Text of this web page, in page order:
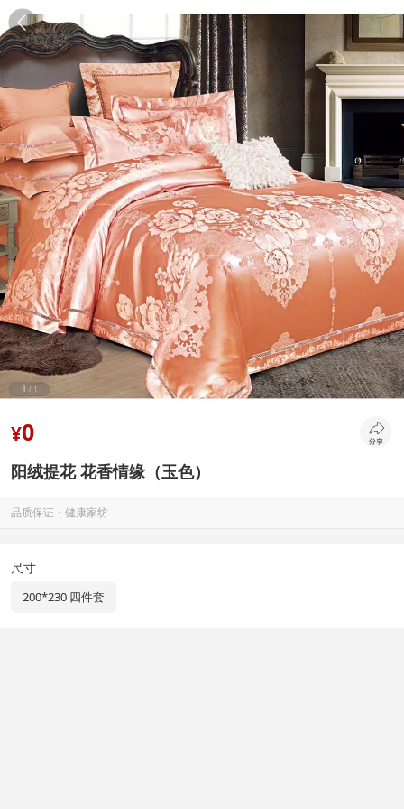
1 / 1
¥0
阳绒提花 花香情缘（玉色）
品质保证 ･ 健康家纺
尺寸
200*230 四件套